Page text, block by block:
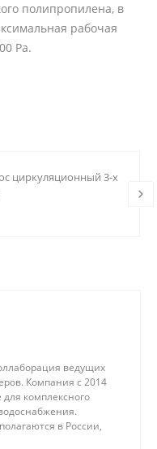
полипропилена, в
рабочая
Ра.
циркуляционный 3-х
ведущих
Компания с 2014
для комплексного
в России,